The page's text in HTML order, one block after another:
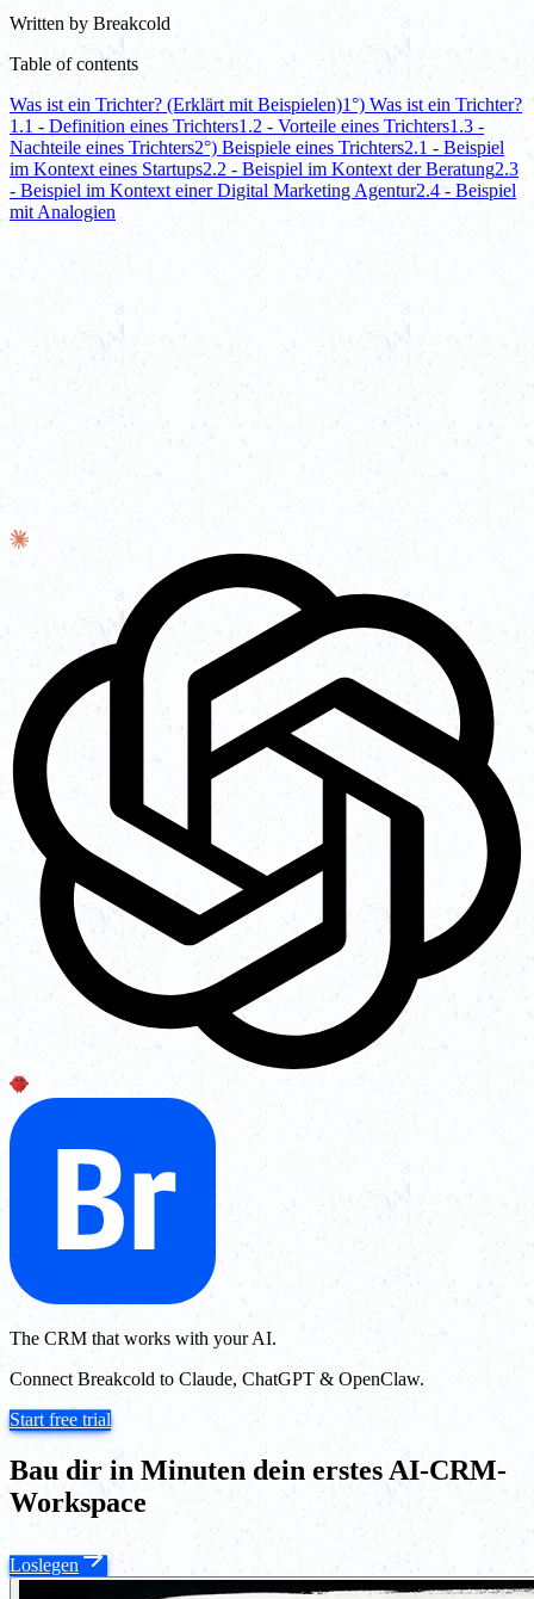
Written by Breakcold
Table of contents
Was ist ein Trichter? (Erklärt mit Beispielen)1°) Was ist ein Trichter?
1.1 - Definition eines Trichters1.2 - Vorteile eines Trichters1.3 -
Nachteile eines Trichters2°) Beispiele eines Trichters2.1 - Beispiel
im Kontext eines Startups2.2 - Beispiel im Kontext der Beratung2.3
- Beispiel im Kontext einer Digital Marketing Agentur2.4 - Beispiel
mit Analogien
The CRM that works with your AI.
Connect Breakcold to Claude, ChatGPT & OpenClaw.
Start free trial
Bau dir in Minuten dein erstes AI-CRM-
Workspace
Loslegen